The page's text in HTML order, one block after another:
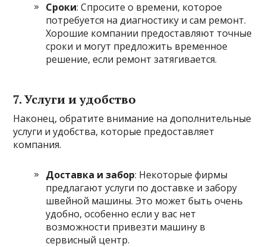
Сроки: Спросите о времени, которое
потребуется на диагностику и сам ремонт.
Хорошие компании предоставляют точные
сроки и могут предложить временное
решение, если ремонт затягивается.
7. Услуги и удобство
Наконец, обратите внимание на дополнительные
услуги и удобства, которые предоставляет
компания.
Доставка и забор: Некоторые фирмы
предлагают услуги по доставке и забору
швейной машины. Это может быть очень
удобно, особенно если у вас нет
возможности привезти машину в
сервисный центр.